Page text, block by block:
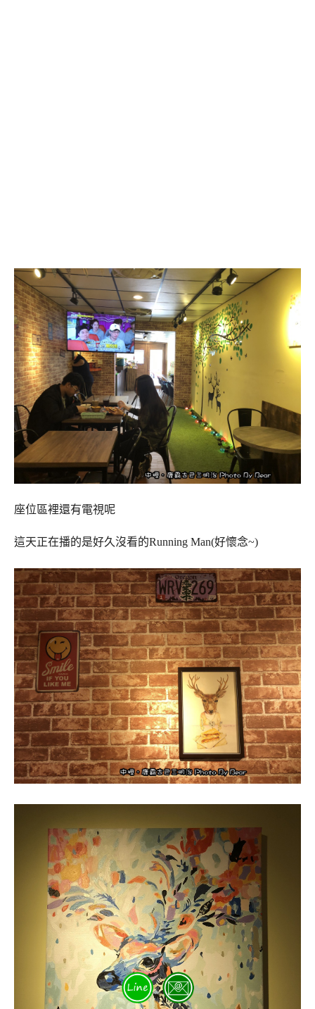
座位區裡還有電視呢
這天正在播的是好久沒看的Running Man(好懷念~)